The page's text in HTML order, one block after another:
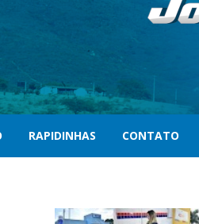
RAPIDINHAS CONTATO